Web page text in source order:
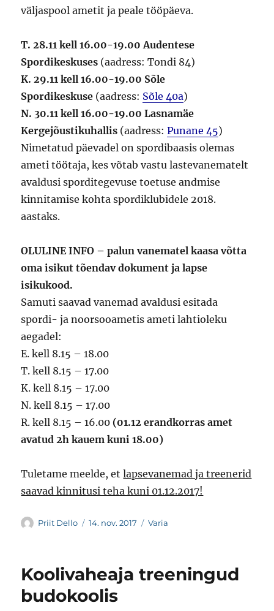
väljaspool ametit ja peale tööpäeva.
T. 28.11 kell 16.00-19.00 Audentese
Spordikeskuses (aadress: Tondi 84)
K. 29.11 kell 16.00-19.00 Sõle
Spordikeskuse (aadress: Sõle 40a)
N. 30.11 kell 16.00-19.00 Lasnamäe
Kergejõustikuhallis (aadress:Punane 45)
Nimetatud päevadel on spordibaasis olemas
ameti töötaja, kes võtab vastu lastevanematelt
avaldusi sporditegevuse toetuse andmise
kinnitamise kohta spordiklubidele 2018.
aastaks.
OLULINE INFO – palun vanematel kaasa võtta
oma isikut tõendav dokument ja lapse
isikukood.
Samuti saavad vanemad avaldusi esitada
spordi- ja noorsooametis ameti lahtioleku
aegadel:
E. kell 8.15 – 18.00
T. kell 8.15 – 17.00
K. kell 8.15 – 17.00
N. kell 8.15 – 17.00
R. kell 8.15 – 16.00 (01.12 erandkorras amet
avatud 2h kauem kuni 18.00)
Tuletame meelde, etlapsevanemad ja treenerid
saavad kinnitusi teha kuni 01.12.2017!
Autor
Priit Dello Postitatud
14. nov. 2017 Rubriigid
Varia
Koolivaheaja treeningud
budokoolis